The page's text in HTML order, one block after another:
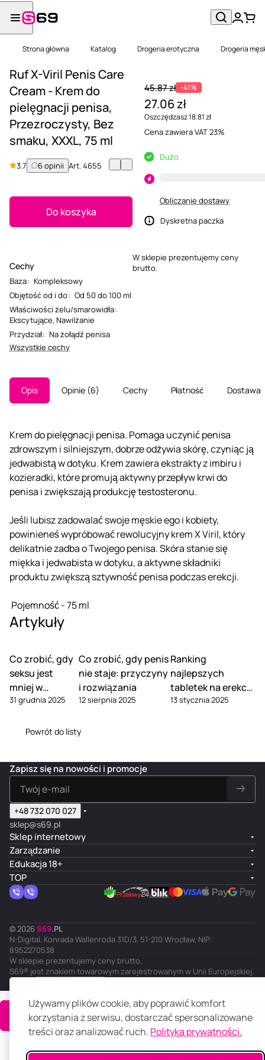
Używamy plików cookie, aby poprawić komfort
korzystania z serwisu, dostarczać spersonalizowane
treści oraz analizować ruch. Polityka prywatności.
Strona główna Katalog Drogeria erotyczna Drogeria
Ruf X-Viril Penis Care
Cream - Krem do
pielęgnacji penisa,
Przezroczysty, Bez
smaku, XXXL, 75 ml
3.7 6 opinii Art.4655
Do koszyka
Cechy
Baza: Kompleksowy
Objętość od i do: Od 50 do 100 ml
Właściwości żelu/smarowidła:
Ekscytujące, Nawilżanie
Przydział: Na żołądź penisa
Wszystkie cechy
45.87 zł -41%
27.06 zł
Oszczędzasz 18.81 zł
Cena zawiera VAT 23%
Dużo
Obliczanie dostawy
Dyskretna paczka
W sklepie prezentujemy ceny
brutto.
Opis Opinie 6 Cechy Płatność Dostawa
Krem do pielęgnacji penisa. Pomaga uczynić penisa
zdrowszym i silniejszym, dobrze odżywia skórę, czyniąc ją
jedwabistą w dotyku. Krem zawiera ekstrakty z imbiru i
kozieradki, które promują aktywny przepływ krwi do
penisa i zwiększają produkcję testosteronu.
Jeśli lubisz zadowalać swoje męskie ego i kobiety,
powinieneś wypróbować rewolucyjny krem X Viril, który
delikatnie zadba o Twojego penisa. Skóra stanie się
miękka i jedwabista w dotyku, a aktywne składniki
produktu zwiększą sztywność penisa podczas erekcji.
Pojemność - 75 ml
Artykuły
Co zrobić, gdy
seksu jest
mniej w
związku
31 grudnia 2025
Co zrobić, gdy penis
nie staje: przyczyny
i rozwiązania
12 sierpnia 2025
Ranking
najlepszych
tabletek na erekcję
2025 roku
13 stycznia 2025
Powrót do listy
Do koszyka
Zapisz się na nowości i promocje
+48 732 070 027
sklep@s69.pl
Sklep internetowy
Zarządzanie
Edukacja 18+
TOP
© 2026 S69.PL
N-Digital, Konrada Wallenroda 31D/3, 51-210 Wrocław, NIP:
8952270538
W sklepie prezentujemy ceny brutto.
S69® jest znakiem towarowym zarejestrowanym w Unii Europejskiej.